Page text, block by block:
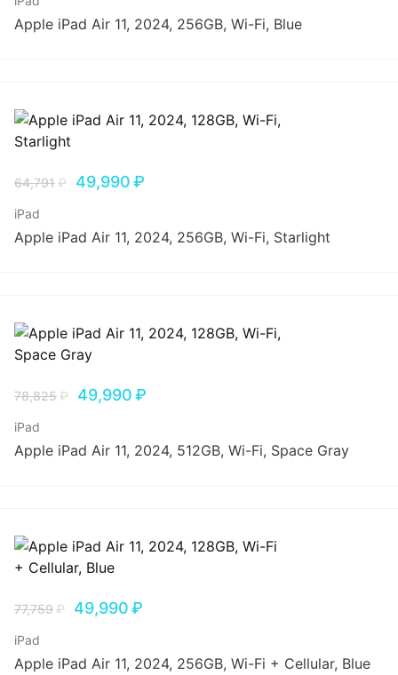
Apple iPad Air 11, 2024, 256GB, Wi-Fi, Blue
64,791₽ 49,990₽
iPad
Apple iPad Air 11, 2024, 256GB, Wi-Fi, Starlight
78,825₽ 49,990₽
iPad
Apple iPad Air 11, 2024, 512GB, Wi-Fi, Space Gray
77,759₽ 49,990₽
iPad
Apple iPad Air 11, 2024, 256GB, Wi-Fi + Cellular, Blue